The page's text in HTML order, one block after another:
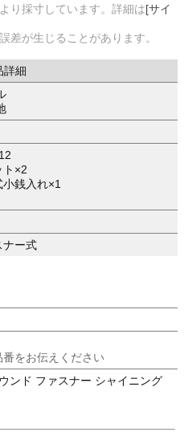
り採寸しています。詳細は[サイ
差が生じることがあります。
詳細
ト×2
小銭入れ×1
ナー式
をお伝えください
ンド ファスナー シャイニング